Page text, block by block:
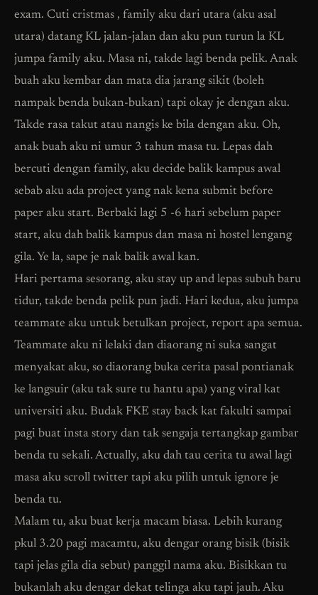
exam. Cuti cristmas , family aku dari utara (aku asal
utara) datang KL jalan-jalan dan aku pun turun la KL
jumpa family aku. Masa ni, takde lagi benda pelik. Anak
buah aku kembar dan mata dia jarang sikit (boleh
nampak benda bukan-bukan) tapi okay je dengan aku.
Takde rasa takut atau nangis ke bila dengan aku. Oh,
anak buah aku ni umur 3 tahun masa tu. Lepas dah
bercuti dengan family, aku decide balik kampus awal
sebab aku ada project yang nak kena submit before
paper aku start. Berbaki lagi 5 -6 hari sebelum paper
start, aku dah balik kampus dan masa ni hostel lengang
gila. Ye la, sape je nak balik awal kan.
Hari pertama sesorang, aku stay up and lepas subuh baru
tidur, takde benda pelik pun jadi. Hari kedua, aku jumpa
teammate aku untuk betulkan project, report apa semua.
Teammate aku ni lelaki dan diaorang ni suka sangat
menyakat aku, so diaorang buka cerita pasal pontianak
ke langsuir (aku tak sure tu hantu apa) yang viral kat
universiti aku. Budak FKE stay back kat fakulti sampai
pagi buat insta story dan tak sengaja tertangkap gambar
benda tu sekali. Actually, aku dah tau cerita tu awal lagi
masa aku scroll twitter tapi aku pilih untuk ignore je
benda tu.
Malam tu, aku buat kerja macam biasa. Lebih kurang
pkul 3.20 pagi macamtu, aku dengar orang bisik (bisik
tapi jelas gila dia sebut) panggil nama aku. Bisikkan tu
bukanlah aku dengar dekat telinga aku tapi jauh. Aku